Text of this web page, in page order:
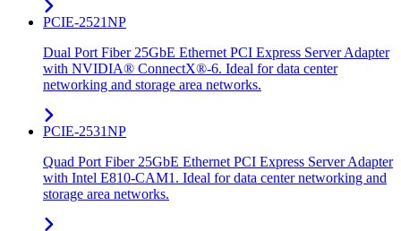
PCIE-2521NP
Dual Port Fiber 25GbE Ethernet PCI Express Server Adapter
with NVIDIA® ConnectX®-6. Ideal for data center
networking and storage area networks.
PCIE-2531NP
Quad Port Fiber 25GbE Ethernet PCI Express Server Adapter
with Intel E810-CAM1. Ideal for data center networking and
storage area networks.